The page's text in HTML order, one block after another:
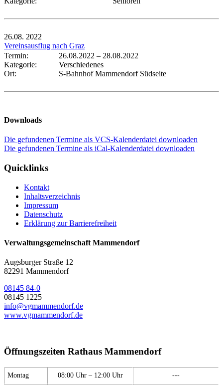
26.08. 2022
Vereinsausflug nach Graz
Termin:
26.08.2022 – 28.08.2022
Kategorie:
Verschiedenes
Ort:
S-Bahnhof Mammendorf Südseite
Downloads
Die gefundenen Termine als VCS-Kalenderdatei downloaden
Die gefundenen Termine als iCal-Kalenderdatei downloaden
Quicklinks
Kontakt
Inhaltsverzeichnis
Impressum
Datenschutz
Erklärung zur Barrierefreiheit
Verwaltungsgemeinschaft Mammendorf
Augsburger Straße 12
82291 Mammendorf
08145 84-0
08145 1225
info@vgmammendorf.de
www.vgmammendorf.de
Öffnungszeiten Rathaus Mammendorf
Montag 08:00 Uhr – 12:00 Uhr ---